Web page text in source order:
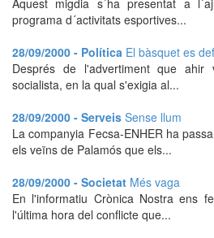
Aquest migdia s´ha presentat a
programa d´activitats esportives...
28/09/2000 - Política El bàsquet es
Després de l'advertiment que
socialista, en la qual s'exigia al...
28/09/2000 - Serveis Sense llum
La companyia Fecsa-ENHER ha
els veïns de Palamós que els...
28/09/2000 - Societat Més vaga
En l'informatiu Crònica Nostra ens
l'última hora del conflicte que...